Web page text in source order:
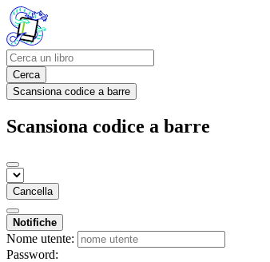
Cerca
Scansiona codice a barre
Scansiona codice a barre
Cancella
Notifiche
Nome utente:
Password: